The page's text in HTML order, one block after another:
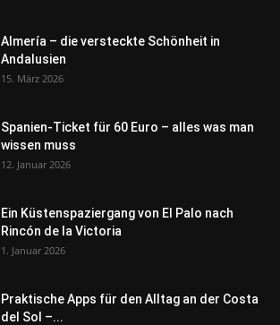
Almería – die versteckte Schönheit in
Andalusien
15. März 2026
Spanien-Ticket für 60 Euro – alles was man
wissen muss
12. Januar 2026
Ein Küstenspaziergang von El Palo nach
Rincón de la Victoria
1. Januar 2026
Praktische Apps für den Alltag an der Costa
del Sol –...